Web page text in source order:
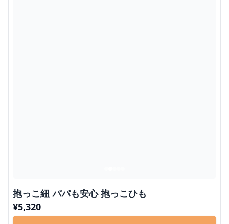
抱っこ紐 パパも安心 抱っこひも
¥5,320